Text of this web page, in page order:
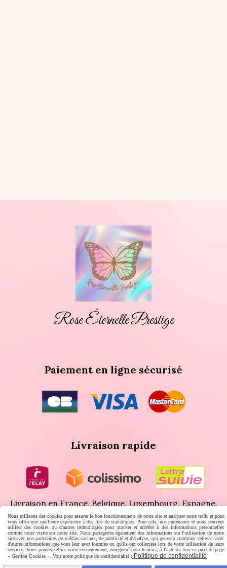
Rose Éternelle Prestige
Paiement en ligne sécurisé
Livraison rapide
Livraison en France, Belgique, Luxembourg, Espagne,
Portugal, Allemagne, Italie, Autriche, Pays-Bas, Corse
Nous utilisons des cookies pour assurer le bon fonctionnement de notre site et analyser notre trafic et pour
vous offrir une meilleure expérience à des fins de statistiques. Pour cela, nos partenaires et nous peuvent
utiliser des cookies ou d'autres technologies pour stocker et accéder à des informations personnelles
comme votre visite sur notre site. Nous partageons également des informations sur l'utilisation de notre
site avec nos partenaires de médias sociaux, de publicité et d'analyse, qui peuvent combiner celles-ci avec
d'autres informations que vous leur avez fournies ou qu'ils ont collectées lors de votre utilisation de leurs
services. Vous pouvez retirer votre consentement, enregistré pour 6 mois, à l'aide du lien en pied de page
« Gestion Cookies ». Voir notre politique de confidentialité : Politique de confidentialité